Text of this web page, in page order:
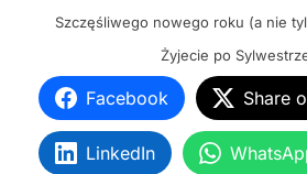
Szczęśliwego nowego roku (a nie
Żyjecie po
Facebook Share
LinkedIn